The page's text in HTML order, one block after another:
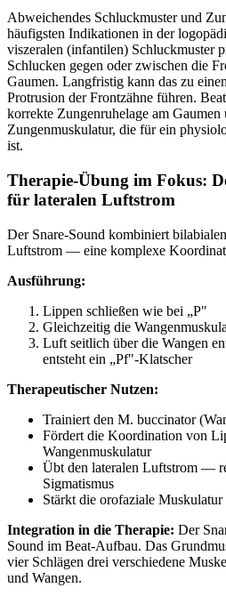
Abweichendes Schluckmuster und
häufigsten Indikationen in der
viszeralen (infantilen) Schluckmuster
Schlucken gegen oder zwischen die
Gaumen. Langfristig kann das zu
Protrusion der Frontzähne führen.
korrekte Zungenruhelage am Gaumen
Zungenmuskulatur, die für ein
ist.
Therapie-Übung im Fokus:
für lateralen Luftstrom
Der Snare-Sound kombiniert
Luftstrom — eine komplexe
Ausführung:
Lippen schließen wie bei „P"
Gleichzeitig die
Luft seitlich über die Wangen
entsteht ein „Pf"-Klatscher
Therapeutischer Nutzen:
Trainiert den M. buccinator
Fördert die Koordination von
Wangenmuskulatur
Übt den lateralen Luftstrom —
Sigmatismus
Stärkt die orofaziale Muskulatur
Integration in die Therapie: Der
Sound im Beat-Aufbau. Das
vier Schlägen drei verschiedene
und Wangen.